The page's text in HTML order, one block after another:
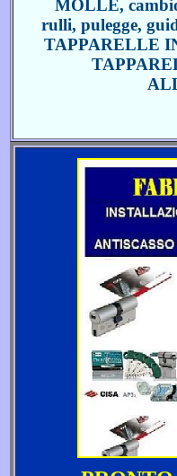
MOLLE,
rulli, pulegge,
TAPPARELLE